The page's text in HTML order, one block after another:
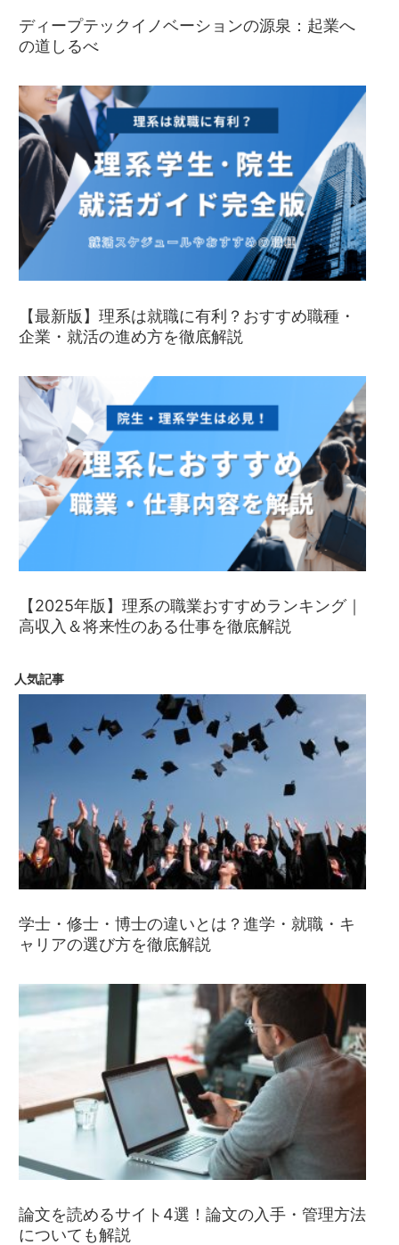
ディープテックイノベーションの源泉：起業へ
の道しるべ
【最新版】理系は就職に有利？おすすめ職種・
企業・就活の進め方を徹底解説
【2025年版】理系の職業おすすめランキング｜
高収入＆将来性のある仕事を徹底解説
人気記事
学士・修士・博士の違いとは？進学・就職・キ
ャリアの選び方を徹底解説
論文を読めるサイト4選！論文の入手・管理方法
についても解説